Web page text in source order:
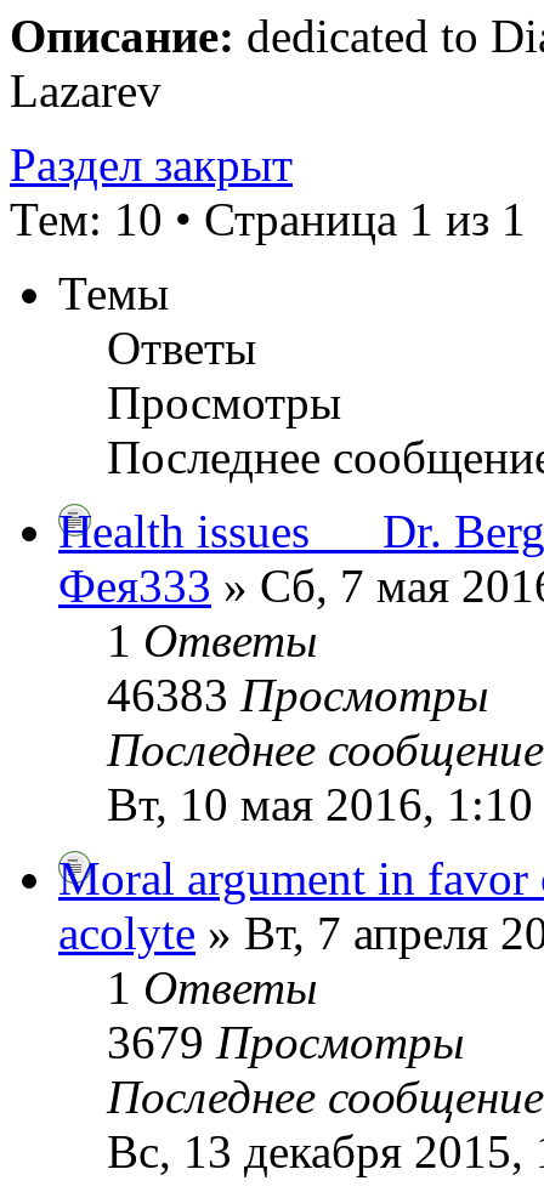
Описание: dedicated to
Lazarev
Раздел закрыт
Тем: 10 • Страница 1 из 1
Темы
Ответы
Просмотры
Последнее
Health issues___Dr.
Фея333 » Сб, 7 мая
1 Ответы
46383 Просмотры
Последнее
Вт, 10 мая 2016, 1:10
Moral argument in favor
acolyte » Вт, 7 апреля
1 Ответы
3679 Просмотры
Последнее
Вс, 13 декабря 2015,